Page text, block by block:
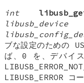
int
ブな設定のための
ば、0 を、デバイ
LIBUSB_ERROR コー